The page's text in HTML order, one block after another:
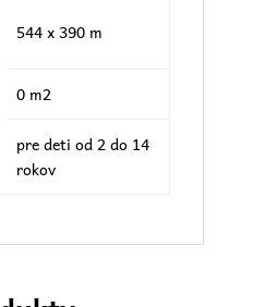
544 x 390 m
0 m2
pre deti od 2 do 14
rokov